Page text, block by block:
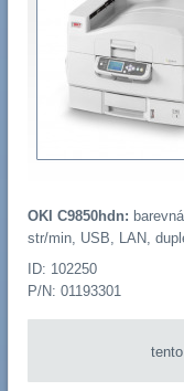
OKI C9850hdn:
str/min, USB, LAN,
ID: 102250
P/N: 01193301